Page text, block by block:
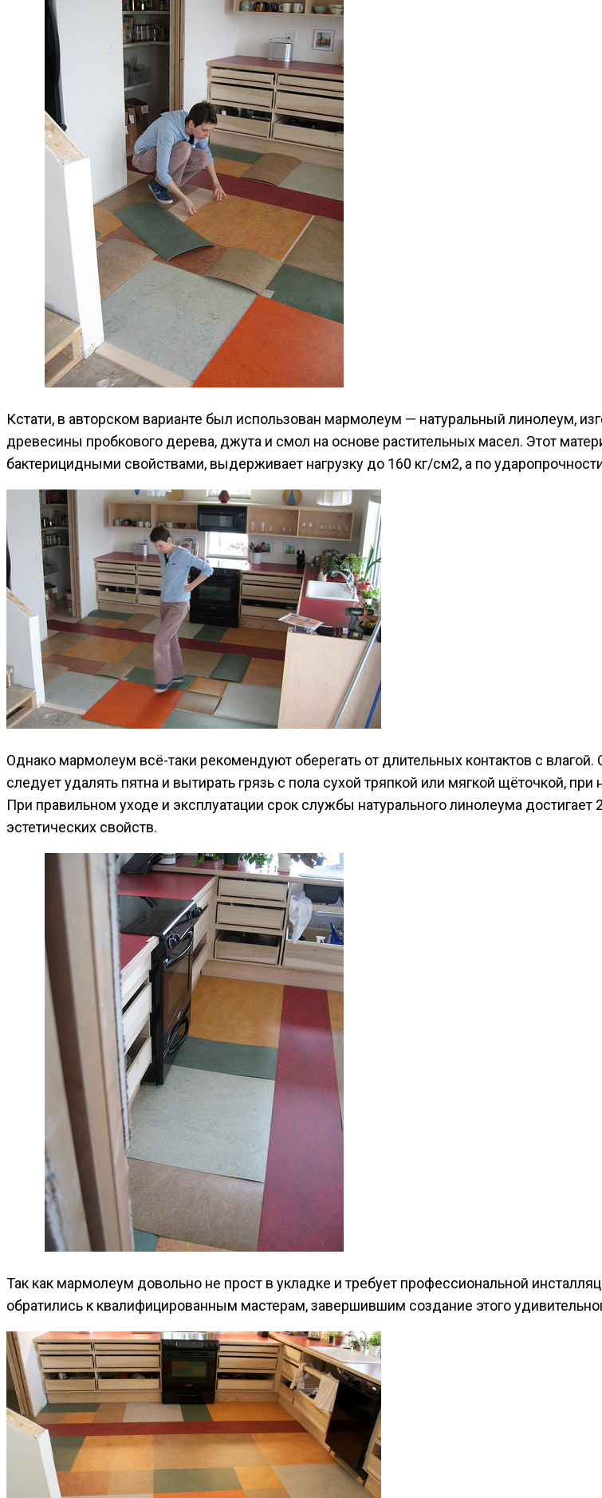
Кстати, в авторском варианте был использован мармолеум — натуральный линолеум,
древесины пробкового дерева, джута и смол на основе растительных масел. Этот
бактерицидными свойствами, выдерживает нагрузку до 160 кг/см2, а по
Однако мармолеум всё-таки рекомендуют оберегать от длительных контактов с
следует удалять пятна и вытирать грязь с пола сухой тряпкой или мягкой щёточкой,
При правильном уходе и эксплуатации срок службы натурального линолеума
эстетических свойств.
Так как мармолеум довольно не прост в укладке и требует профессиональной
обратились к квалифицированным мастерам, завершившим создание этого